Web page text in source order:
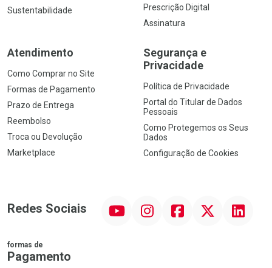
Sustentabilidade
Prescrição Digital
Assinatura
Atendimento
Como Comprar no Site
Formas de Pagamento
Prazo de Entrega
Reembolso
Troca ou Devolução
Marketplace
Segurança e
Privacidade
Política de Privacidade
Portal do Titular de Dados
Pessoais
Como Protegemos os Seus
Dados
Configuração de Cookies
Redes Sociais InstagramFacebookTwitter Linkedin
formas de
Pagamento